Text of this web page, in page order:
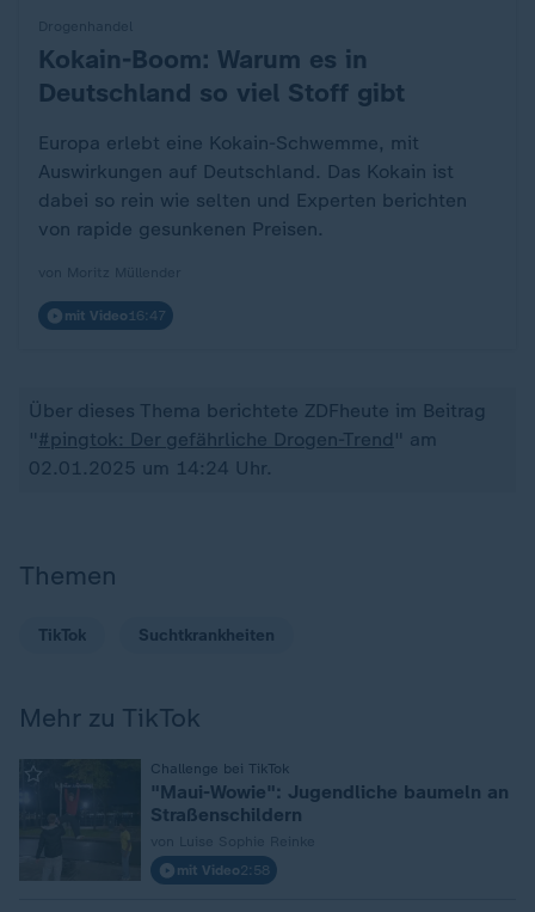
:Kokain-Boom: Warum es in
Deutschland so viel Stoff gibt
Europa erlebt eine Kokain-Schwemme, mit
Auswirkungen auf Deutschland. Das Kokain ist
dabei so rein wie selten und Experten berichten
von rapide gesunkenen Preisen.
mit Video 16:47
Über dieses Thema berichtete ZDFheute im Beitrag
"#pingtok: Der gefährliche Drogen-Trend " am
02.01.2025 um 14:24 Uhr.
Themen
TikTok Suchtkrankheiten
Mehr zu TikTok
Challenge bei TikTok
"Maui-Wowie": Jugendliche baumeln an
Straßenschildern
mit Video2:58